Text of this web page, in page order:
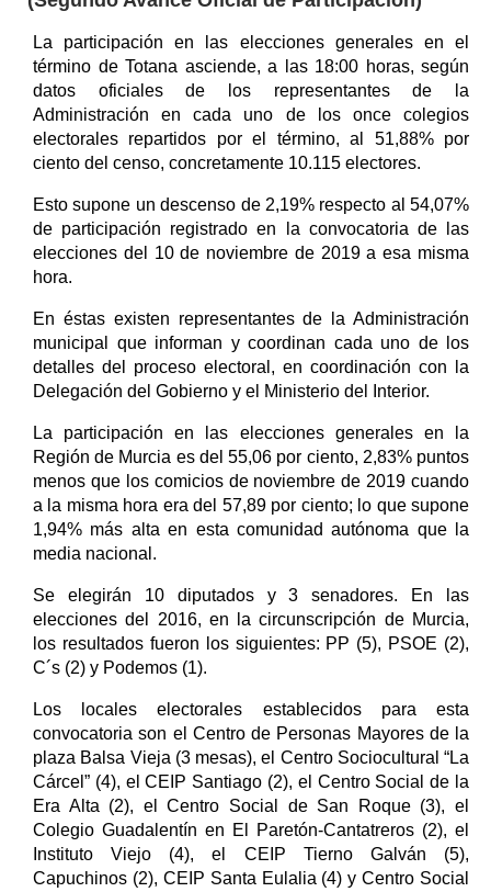
La participación en las elecciones generales en el
término de Totana asciende, a las 18:00 horas, según
datos oficiales de los representantes de la
Administración en cada uno de los once colegios
electorales repartidos por el término, al 51,88% por
ciento del censo, concretamente 10.115 electores.
Esto supone un descenso de 2,19% respecto al 54,07%
de participación registrado en la convocatoria de las
elecciones del 10 de noviembre de 2019 a esa misma
hora.
En éstas existen representantes de la Administración
municipal que informan y coordinan cada uno de los
detalles del proceso electoral, en coordinación con la
Delegación del Gobierno y el Ministerio del Interior.
La participación en las elecciones generales en la
Región de Murcia es del 55,06 por ciento, 2,83% puntos
menos que los comicios de noviembre de 2019 cuando
a la misma hora era del 57,89 por ciento; lo que supone
1,94% más alta en esta comunidad autónoma que la
media nacional.
Se elegirán 10 diputados y 3 senadores. En las
elecciones del 2016, en la circunscripción de Murcia,
los resultados fueron los siguientes: PP (5), PSOE (2),
C´s (2) y Podemos (1).
Los locales electorales establecidos para esta
convocatoria son el Centro de Personas Mayores de la
plaza Balsa Vieja (3 mesas), el Centro Sociocultural “La
Cárcel” (4), el CEIP Santiago (2), el Centro Social de la
Era Alta (2), el Centro Social de San Roque (3), el
Colegio Guadalentín en El Paretón-Cantatreros (2), el
Instituto Viejo (4), el CEIP Tierno Galván (5),
Capuchinos (2), CEIP Santa Eulalia (4) y Centro Social